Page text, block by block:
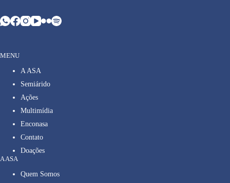
MENU
A ASA
Semiárido
Ações
Multimídia
Enconasa
Contato
Doações
A ASA
Quem Somos